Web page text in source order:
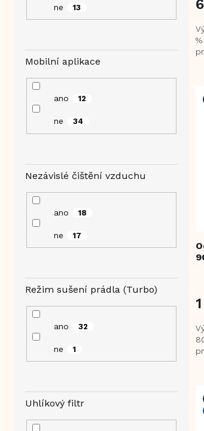
ne 13
Mobilní aplikace
ano 12
ne 34
Nezávislé čištění vzduchu
ano 18
ne 17
Režim sušení prádla (Turbo)
ano 32
ne 1
Uhlíkový filtr
JE
Z
5